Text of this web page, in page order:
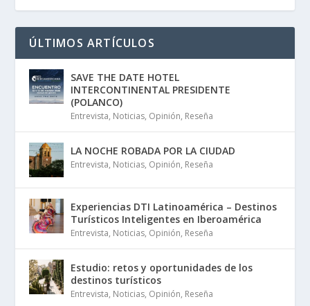
ÚLTIMOS ARTÍCULOS
SAVE THE DATE HOTEL
INTERCONTINENTAL PRESIDENTE
(POLANCO)
Entrevista, Noticias, Opinión, Reseña
LA NOCHE ROBADA POR LA CIUDAD
Entrevista, Noticias, Opinión, Reseña
Experiencias DTI Latinoamérica – Destinos
Turísticos Inteligentes en Iberoamérica
Entrevista, Noticias, Opinión, Reseña
Estudio: retos y oportunidades de los
destinos turísticos
Entrevista, Noticias, Opinión, Reseña